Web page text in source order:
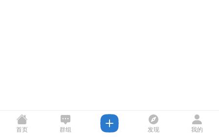
首页 群组 发现 我的